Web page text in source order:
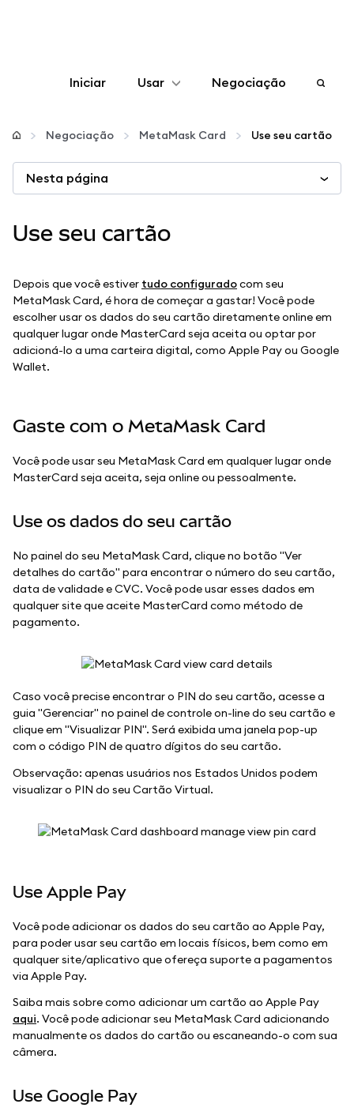
Iniciar Usar
Configurar
Gerenciar criptomoedas
Negociação
Negociação MetaMask Card Use seu cartão
Nesta página
Use seu cartão
Depois que você estiver tudo configuradocom seu
MetaMask Card, é hora de começar a gastar! Você pode
escolher usar os dados do seu cartão diretamente online em
qualquer lugar onde MasterCard seja aceita ou optar por
adicioná-lo a uma carteira digital, como Apple Pay ou Google
Wallet.
Gaste com o MetaMask Card
Você pode usar seu MetaMask Card em qualquer lugar onde
MasterCard seja aceita, seja online ou pessoalmente.
Use os dados do seu cartão
No painel do seu MetaMask Card, clique no botão "Ver
detalhes do cartão" para encontrar o número do seu cartão,
data de validade e CVC. Você pode usar esses dados em
qualquer site que aceite MasterCard como método de
pagamento.
Caso você precise encontrar o PIN do seu cartão, acesse a
guia "Gerenciar" no painel de controle on-line do seu cartão e
clique em "Visualizar PIN". Será exibida uma janela pop-up
com o código PIN de quatro dígitos do seu cartão.
Observação: apenas usuários nos Estados Unidos podem
visualizar o PIN do seu Cartão Virtual.
Use Apple Pay
Você pode adicionar os dados do seu cartão ao Apple Pay,
para poder usar seu cartão em locais físicos, bem como em
qualquer site/aplicativo que ofereça suporte a pagamentos
via Apple Pay.
Saiba mais sobre como adicionar um cartão ao Apple Pay
aqui. Você pode adicionar seu MetaMask Card adicionando
manualmente os dados do cartão ou escaneando-o com sua
câmera.
Use Google Pay